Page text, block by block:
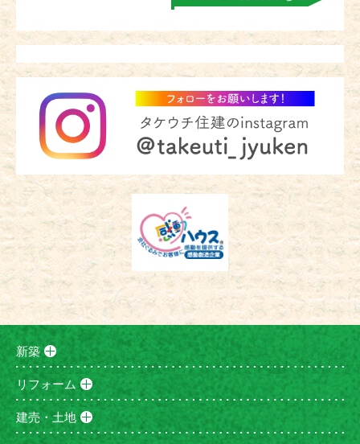
新築
リフォーム
建売・土地